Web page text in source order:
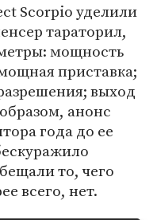
Scorpio уделили
тараторил,
мощность
приставка;
выход
анонс
года до ее
то, чего
всего, нет.